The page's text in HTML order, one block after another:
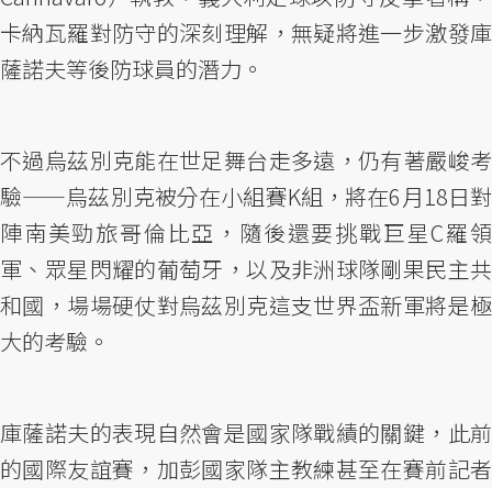
卡納瓦羅對防守的深刻理解，無疑將進一步激發庫
薩諾夫等後防球員的潛力。
不過烏茲別克能在世足舞台走多遠，仍有著嚴峻考
驗——烏茲別克被分在小組賽K組，將在6月18日對
陣南美勁旅哥倫比亞，隨後還要挑戰巨星C羅領
軍、眾星閃耀的葡萄牙，以及非洲球隊剛果民主共
和國，場場硬仗對烏茲別克這支世界盃新軍將是極
大的考驗。
庫薩諾夫的表現自然會是國家隊戰績的關鍵，此前
的國際友誼賽，加彭國家隊主教練甚至在賽前記者